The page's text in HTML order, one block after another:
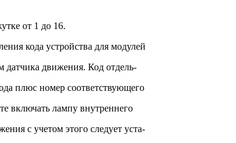
от 1 до 16.
кода устройства для модулей
датчика движения. Код отдель-
плюс номер соответствующего
включать лампу внутреннего
с учетом этого следует уста-